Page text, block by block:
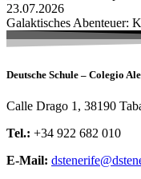
23.07.2026
Galaktisches Abenteuer:
Deutsche Schule – Colegio
Calle Drago 1, 38190
Tel.: +34 922 682 010
E-Mail: